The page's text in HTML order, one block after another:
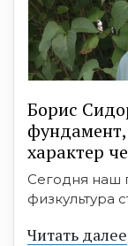
Борис
характер
Сегодня наш
физкультура
Читать далее